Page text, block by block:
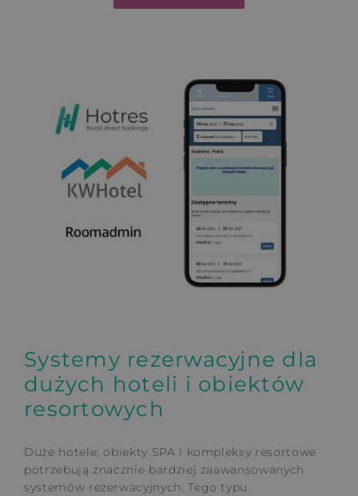
Systemy rezerwacyjne dla
dużych hoteli i obiektów
resortowych
Duże hotele, obiekty SPA i kompleksy resortowe
potrzebują znacznie bardziej zaawansowanych
systemów rezerwacyjnych. Tego typu